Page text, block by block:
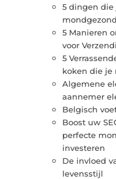
5 dingen die
5 Manieren
voor
5
koken die je
Algemene
aannemer
Belgisch
Boost uw
perfecte
investeren
De invloed
levensstijl